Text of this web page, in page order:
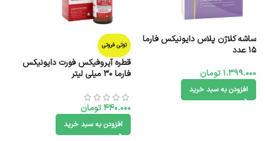
ساشه کلاژن پلاس دایونیکس فارما
15 عدد
1.399.000تومان
افزودن به سبد خرید
توتی فروتی
قطره آیروفیکس فورت دایونیکس
فارما 30 میلی لیتر
440.000تومان
افزودن به سبد خرید